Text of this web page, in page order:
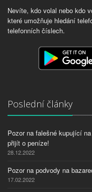
Nevíte, kdo volal nebo kdo
které umožňuje hledání
telefonních číslech.
Poslední články
Pozor na falešné kupující
přijít o peníze!
28.12.2022
Pozor na podvody na
17.02.2022